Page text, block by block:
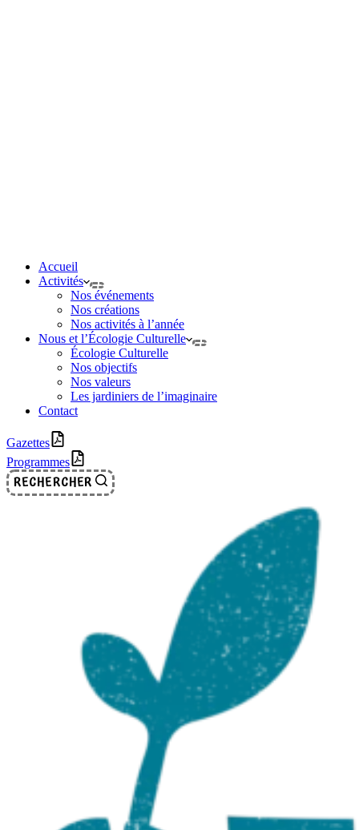
Accueil
Activités
Nos événements
Nos créations
Nos activités à l’année
Nous et l’Écologie Culturelle
Écologie Culturelle
Nos objectifs
Nos valeurs
Les jardiniers de l’imaginaire
Contact
Gazettes
Programmes
RECHERCHER